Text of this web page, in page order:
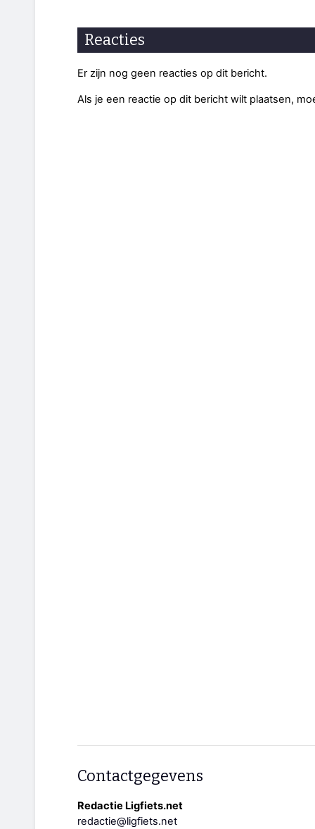
Reacties
Er zijn nog geen reacties op dit bericht.
Als je een reactie op dit bericht wilt plaatsen,
Contactgegevens
Redactie Ligfiets.net
redactie@ligfiets.net